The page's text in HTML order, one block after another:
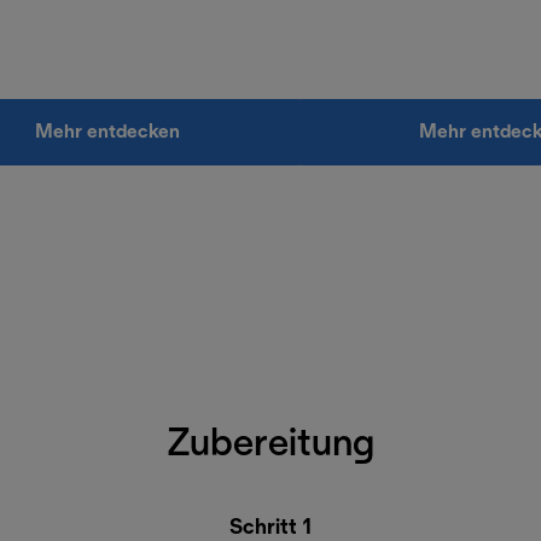
Mehr entdecken Mehr
Zubereitung
Schritt 1